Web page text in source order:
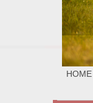
HOME